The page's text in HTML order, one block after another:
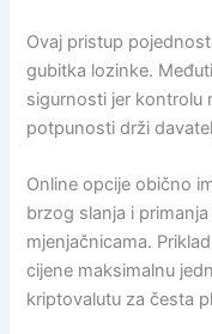
Ovaj pristup
gubitka lozinke.
sigurnosti jer kontrolu
potpunosti drži
Online opcije obično
brzog slanja i
mjenjačnicama.
cijene maksimalnu
kriptovalutu za česta